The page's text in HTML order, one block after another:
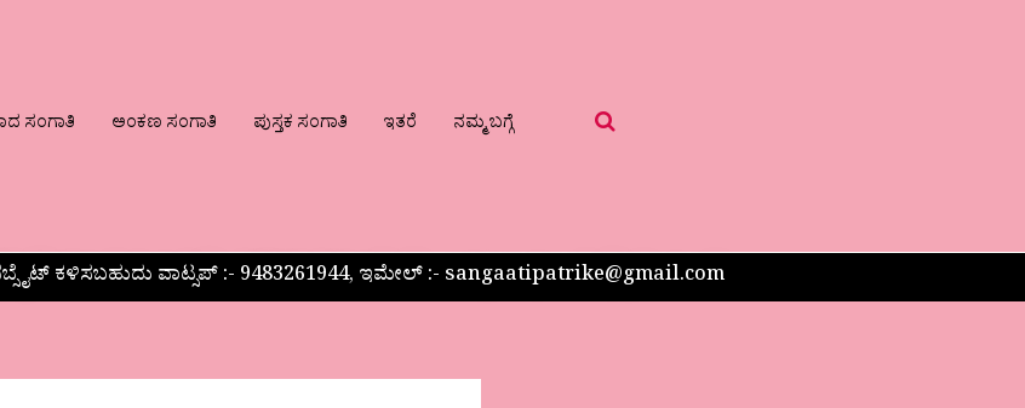
ಸಂಗಾತಿ ಅಂಕಣ ಸಂಗಾತಿ ಪುಸ್ತಕ ಸಂಗಾತಿ ಇತರೆ ನಮ್ಮ ಬಗ್ಗೆ
ಕಳಿಸಬಹುದು ವಾಟ್ಸಪ್‌ :- 9483261944, ಇಮೇಲ್ :- sangaatipatrike@gmail.com